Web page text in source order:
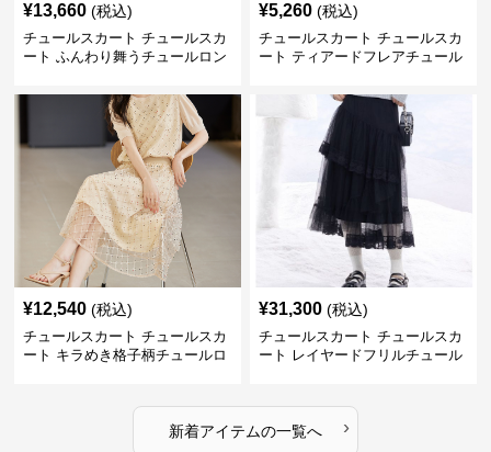
¥13,660 (税込)
チュールスカート チュールスカ
ート ふんわり舞うチュールロン
¥5,260 (税込)
チュールスカート チュールスカ
ート ティアードフレアチュール
¥12,540 (税込)
チュールスカート チュールスカ
ート キラめき格子柄チュールロ
¥31,300 (税込)
チュールスカート チュールスカ
ート レイヤードフリルチュール
新着アイテムの一覧へ ›